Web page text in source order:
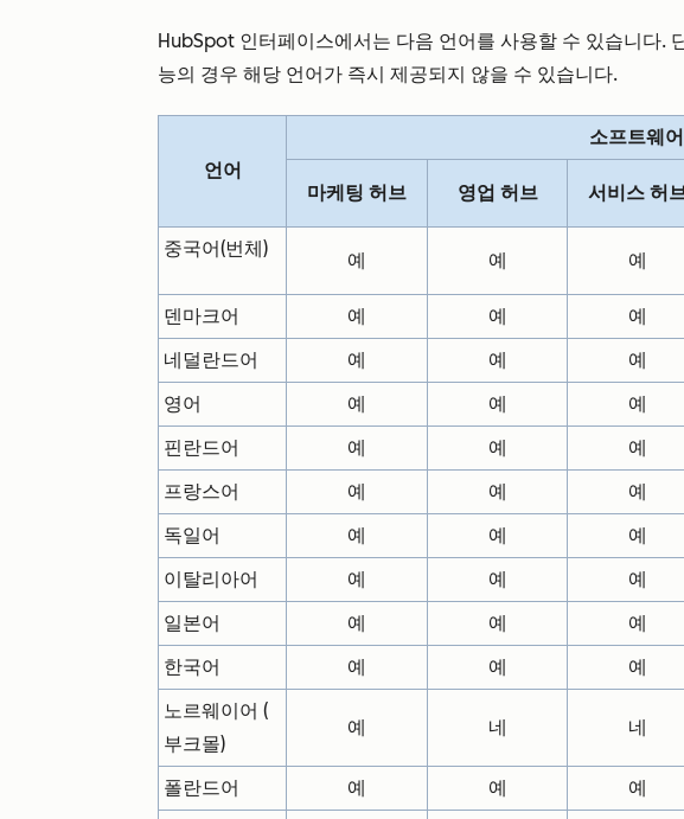
HubSpot 인터페이스에서는 다음 언어를 사용할 수 있습니다.
능의 경우 해당 언어가 즉시 제공되지 않을 수 있습니다.
언어
소프트웨어
마케팅 허브 영업 허브 서비스 허
중국어(번체)
예 예 예
덴마크어 예 예 예
네덜란드어
예 예 예
영어
예 예 예
핀란드어
예 예 예
프랑스어
예 예 예
독일어
예 예 예
이탈리아어
예 예 예
일본어
예 예 예
한국어
예 예 예
노르웨이어 (
부크몰)
예 네 네
폴란드어 예 예 예